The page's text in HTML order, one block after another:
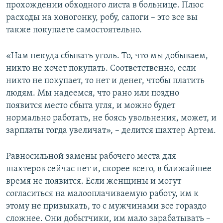
прохождении обходного листа в больнице. Плюс
расходы на коногонку, робу, сапоги – это все вы
также покупаете самостоятельно.
«Нам некуда сбывать уголь. То, что мы добываем,
никто не хочет покупать. Соответственно, если
никто не покупает, то нет и денег, чтобы платить
людям. Мы надеемся, что рано или поздно
появится место сбыта угля, и можно будет
нормально работать, не боясь увольнения, может, и
зарплаты тогда увеличат», – делится шахтер Артем.
Равносильной замены рабочего места для
шахтеров сейчас нет и, скорее всего, в ближайшее
время не появится. Если женщины и могут
согласиться на малооплачиваемую работу, им к
этому не привыкать, то с мужчинами все гораздо
сложнее. Они добытчики, им мало зарабатывать –